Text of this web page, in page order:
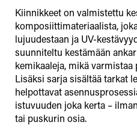
Kiinnikkeet on valmistettu
komposiittimateriaalista,
lujuudestaan ja UV-
suunniteltu kestämään
kemikaaleja, mikä
Lisäksi sarja sisältää tarkat
helpottavat
istuvuuden joka kerta –
tai puskurin osia.